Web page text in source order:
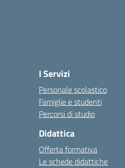
I Servizi
Personale scolastico
Famiglie e studenti
Percorsi di studio
Didattica
Offerta formativa
Le schede didattiche